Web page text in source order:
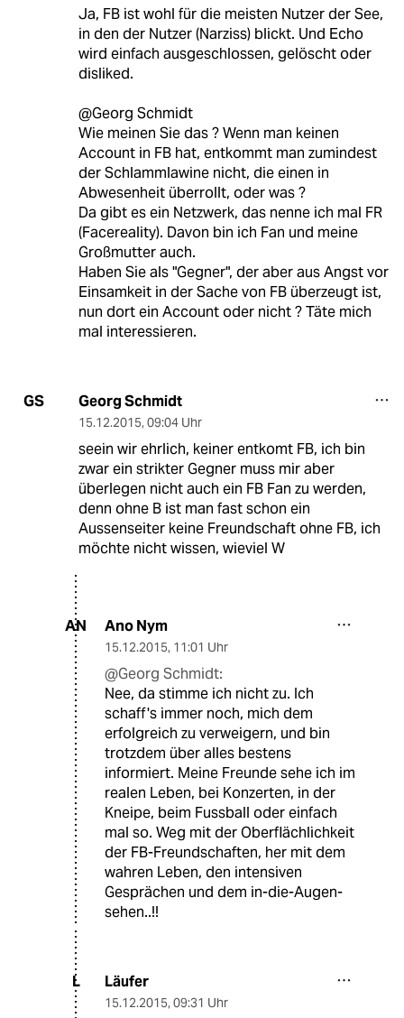
Ja, FB ist wohl für die meisten Nutzer der See,
in den der Nutzer (Narziss) blickt. Und Echo
wird einfach ausgeschlossen, gelöscht oder
disliked.
@Georg Schmidt
Wie meinen Sie das ? Wenn man keinen
Account in FB hat, entkommt man zumindest
der Schlammlawine nicht, die einen in
Abwesenheit überrollt, oder was ?
Da gibt es ein Netzwerk, das nenne ich mal FR
(Facereality). Davon bin ich Fan und meine
Großmutter auch.
Haben Sie als "Gegner", der aber aus Angst vor
Einsamkeit in der Sache von FB überzeugt ist,
nun dort ein Account oder nicht ? Täte mich
mal interessieren.
GS Georg Schmidt
15.12.2015, 09:04 Uhr
seein wir ehrlich, keiner entkomt FB, ich bin
zwar ein strikter Gegner muss mir aber
überlegen nicht auch ein FB Fan zu werden,
denn ohne B ist man fast schon ein
Aussenseiter keine Freundschaft ohne FB, ich
möchte nicht wissen, wieviel W
AN Ano Nym
15.12.2015, 11:01 Uhr
@Georg Schmidt:
Nee, da stimme ich nicht zu. Ich
schaff's immer noch, mich dem
erfolgreich zu verweigern, und bin
trotzdem über alles bestens
informiert. Meine Freunde sehe ich im
realen Leben, bei Konzerten, in der
Kneipe, beim Fussball oder einfach
mal so. Weg mit der Oberflächlichkeit
der FB-Freundschaften, her mit dem
wahren Leben, den intensiven
Gesprächen und dem in-die-Augen-
sehen..!!
L Läufer
15.12.2015, 09:31 Uhr